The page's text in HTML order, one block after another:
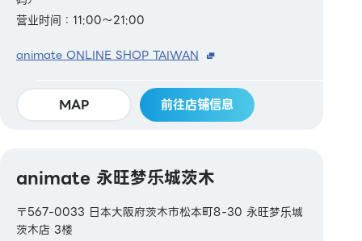
营业时间：11:00～21:00
animate ONLINE SHOP TAIWAN
MAP 前往店铺信息
animate 永旺梦乐城茨木
〒567-0033 日本大阪府茨木市松本町8-30 永旺梦乐城
茨木店 3楼